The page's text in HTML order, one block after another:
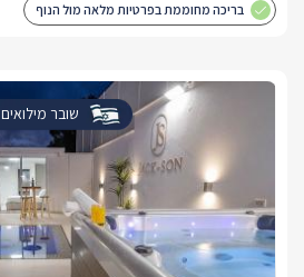
בריכה מחוממת בפרטיות מלאה מול הנוף
שובר מילואים